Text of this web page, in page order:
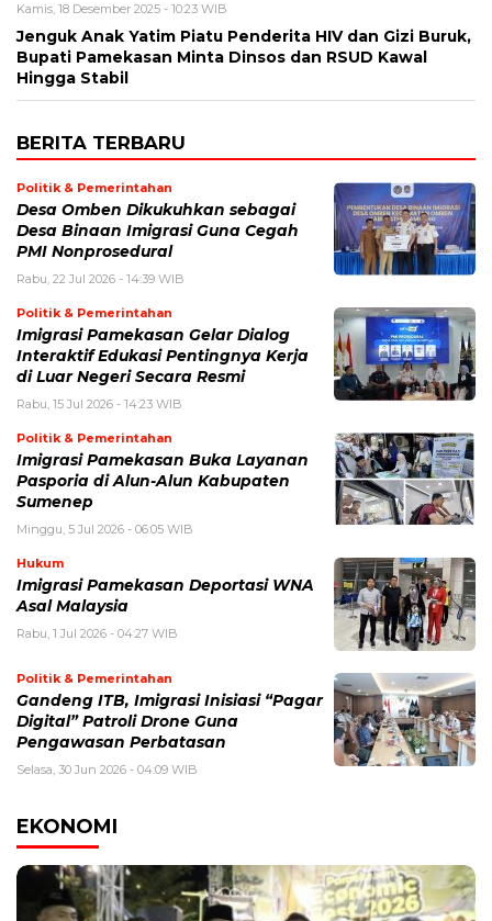
Kamis, 18 Desember 2025 - 10:23 WIB
Jenguk Anak Yatim Piatu Penderita HIV dan Gizi Buruk,
Bupati Pamekasan Minta Dinsos dan RSUD Kawal
Hingga Stabil
BERITA TERBARU
Politik & Pemerintahan
Desa Omben Dikukuhkan sebagai
Desa Binaan Imigrasi Guna Cegah
PMI Nonprosedural
Rabu, 22 Jul 2026 - 14:39 WIB
Politik & Pemerintahan
Imigrasi Pamekasan Gelar Dialog
Interaktif Edukasi Pentingnya Kerja
di Luar Negeri Secara Resmi
Rabu, 15 Jul 2026 - 14:23 WIB
Politik & Pemerintahan
Imigrasi Pamekasan Buka Layanan
Pasporia di Alun-Alun Kabupaten
Sumenep
Minggu, 5 Jul 2026 - 06:05 WIB
Hukum
Imigrasi Pamekasan Deportasi WNA
Asal Malaysia
Rabu, 1 Jul 2026 - 04:27 WIB
Politik & Pemerintahan
Gandeng ITB, Imigrasi Inisiasi “Pagar
Digital” Patroli Drone Guna
Pengawasan Perbatasan
Selasa, 30 Jun 2026 - 04:09 WIB
EKONOMI